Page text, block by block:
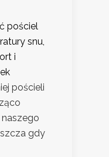
pościel
snu,
i
pościeli
gdy